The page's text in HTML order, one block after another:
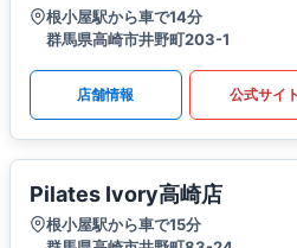
根小屋駅から車で14分
群馬県高崎市井野町203-1
店舗情報 公式サイト
Pilates Ivory高崎店
根小屋駅から車で15分